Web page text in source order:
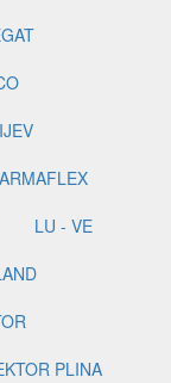
ARMAFLEX
LU - VE
PLINA